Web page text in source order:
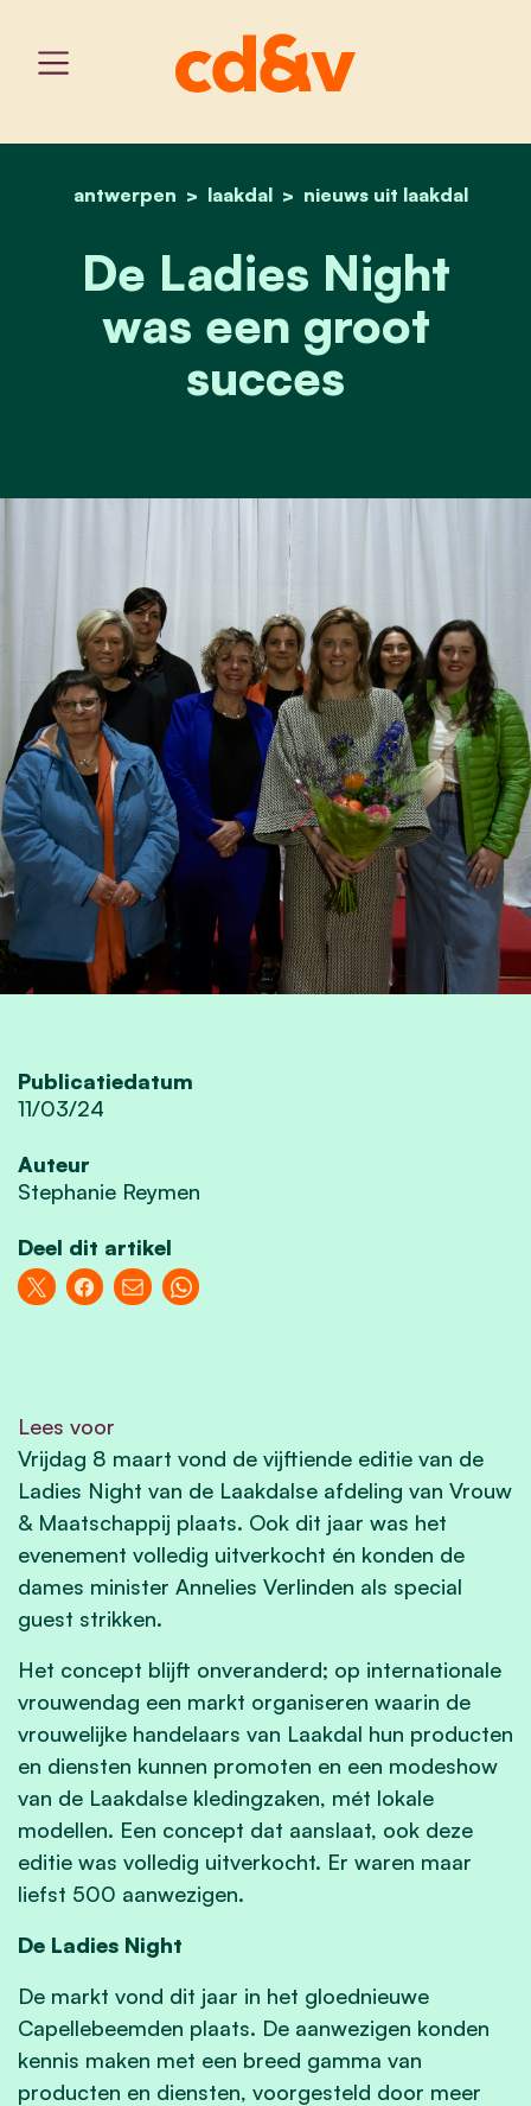
home
antwerpen laakdal nieuws uit laakdal
de ladies night was een
De Ladies Night
was een groot
succes
Publicatiedatum
11/03/24
Auteur
Stephanie Reymen
Deel dit artikel
Lees voor
Vrijdag 8 maart vond de vijftiende editie van de
Ladies Night van de Laakdalse afdeling van Vrouw
& Maatschappij plaats. Ook dit jaar was het
evenement volledig uitverkocht én konden de
dames minister Annelies Verlinden als special
guest strikken.
Het concept blijft onveranderd; op internationale
vrouwendag een markt organiseren waarin de
vrouwelijke handelaars van Laakdal hun producten
en diensten kunnen promoten en een modeshow
van de Laakdalse kledingzaken, mét lokale
modellen. Een concept dat aanslaat, ook deze
editie was volledig uitverkocht. Er waren maar
liefst 500 aanwezigen.
De Ladies Night
De markt vond dit jaar in het gloednieuwe
Capellebeemden plaats. De aanwezigen konden
kennis maken met een breed gamma van
producten en diensten, voorgesteld door meer